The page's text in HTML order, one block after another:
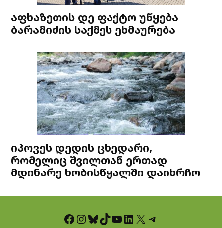
აფხაზეთის დე ფაქტო უწყება
ბარამიძის საქმეს ეხმაურება
იპოვეს დედის ცხედარი,
რომელიც შვილთან ერთად
მდინარე ხობისწყალში დაიხრჩო
Facebook InstagramBluesky TikTok YouTube LinkedIn X Telegram